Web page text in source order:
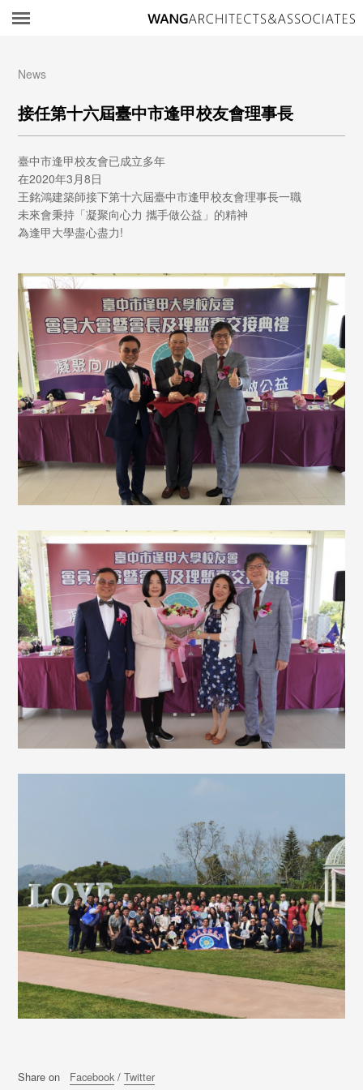
News
接任第十六屆臺中市逢甲校友會理事長
臺中市逢甲校友會已成立多年
在2020年3月8日
王銘鴻建築師接下第十六屆臺中市逢甲校友會理事長一職
未來會秉持「凝聚向心力 攜手做公益」的精神
為逢甲大學盡心盡力!
Share on Facebook/Twitter